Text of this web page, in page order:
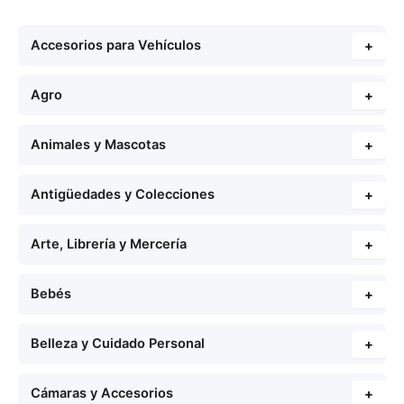
Accesorios para Vehículos +
Agro +
Animales y Mascotas +
Antigüedades y Colecciones +
Arte, Librería y Mercería +
Bebés +
Belleza y Cuidado Personal +
Cámaras y Accesorios +